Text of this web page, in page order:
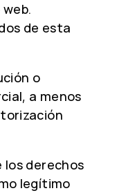
de esta
o
a menos
los derechos
legítimo